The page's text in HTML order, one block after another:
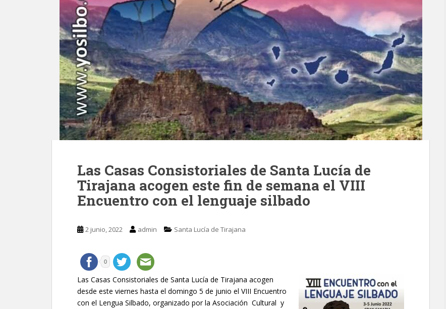
Las Casas Consistoriales de Santa Lucía de
Tirajana acogen este fin de semana el VIII
Encuentro con el lenguaje silbado
2 junio, 2022 admin Santa Lucía de Tirajana
0
Las Casas Consistoriales de Santa Lucía de Tirajana acogen
desde este viernes hasta el domingo 5 de junio el VIII Encuentro
con el Lengua Silbado, organizado por la Asociación Cultural y